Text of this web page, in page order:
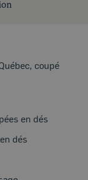
coupé
en dés
dés
15 ml (1 c.